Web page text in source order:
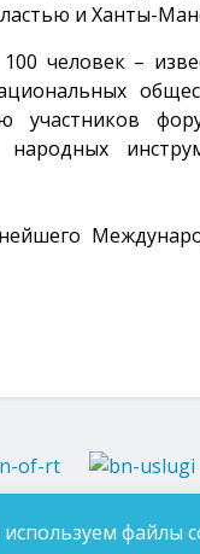
и Ханты-
человек –
участников
народных
237-97-99E-mail:an-
файлы